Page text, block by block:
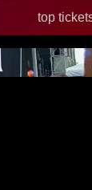
top